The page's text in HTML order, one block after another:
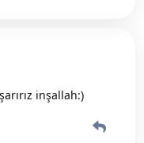
inşallah:)